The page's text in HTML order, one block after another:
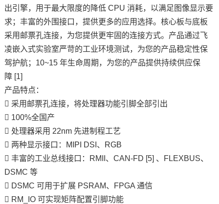
出引擎，用于最大限度的降低 CPU 消耗，以满足图像显示要
求；丰富的外围接口，提供更多的应用选择。核心板与底板
采用邮票孔连接，为您提供更牢固的连接方式。产品通过飞
凌嵌入式实验室严苛的工业环境测试，为您的产品稳定性保
驾护航；10~15 年生命周期，为您的产品提供持续供应保
障 [1]
产品特点：
 采用邮票孔连接，将处理器功能引脚全部引出
 100%全国产
 处理器采用 22nm 先进制程工艺
 两种显示接口 ：MIPI DSI、RGB
 丰富的工业总线接口：RMII、CAN-FD [5] 、FLEXBUS、
DSMC 等
 DSMC 可用于扩展 PSRAM、FPGA 通信
 RM_IO 可实现矩阵配置引脚功能